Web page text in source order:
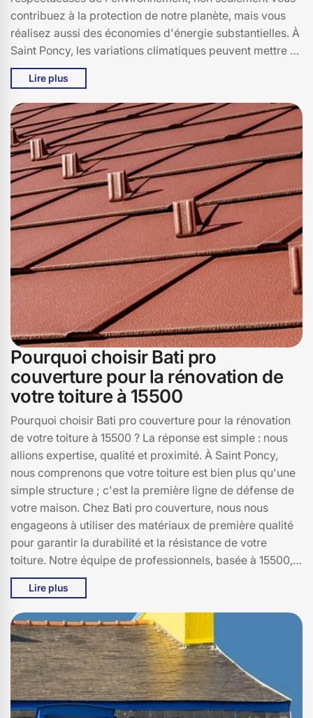
contribuez à la protection de notre planète, mais vous
réalisez aussi des économies d'énergie substantielles. À
Saint Poncy, les variations climatiques peuvent mettre à
rude épreuve la solidité de votre toiture. En choisissant
des matériaux écologiques, vous bénéficiez d'une
meilleure isolation thermique, réduisant ainsi vos
factures de chauffage en hiver et de climatisation en été.
De plus, les toitures végétalisées, par exemple,
apportent une touche de verdure à 15500, tout en
améliorant la qualité de l'air et en favorisant la
biodiversité. En fin de compte, une toiture écologique,
c'est un geste pour la planète, mais aussi pour votre
portefeuille et votre bien-être au quotidien.
Lire plus
Pourquoi choisir Bati pro
couverture pour la rénovation de
votre toiture à 15500
Pourquoi choisir Bati pro couverture pour la rénovation
de votre toiture à 15500 ? La réponse est simple : nous
allions expertise, qualité et proximité. À Saint Poncy,
nous comprenons que votre toiture est bien plus qu'une
simple structure ; c'est la première ligne de défense de
votre maison. Chez Bati pro couverture, nous nous
engageons à utiliser des matériaux de première qualité
pour garantir la durabilité et la résistance de votre
toiture. Notre équipe de professionnels, basée à 15500,
possède une connaissance approfondie des conditions
climatiques locales, ce qui nous permet de vous offrir
des solutions adaptées et personnalisées. En choisissant
Bati pro couverture, vous bénéficiez d'un service
complet, de l'évaluation initiale à la finition impeccable,
le tout avec une transparence et une communication
constante. Faites confiance à Bati pro couverture pour
une rénovation de toiture qui combine esthétisme,
Lire plus